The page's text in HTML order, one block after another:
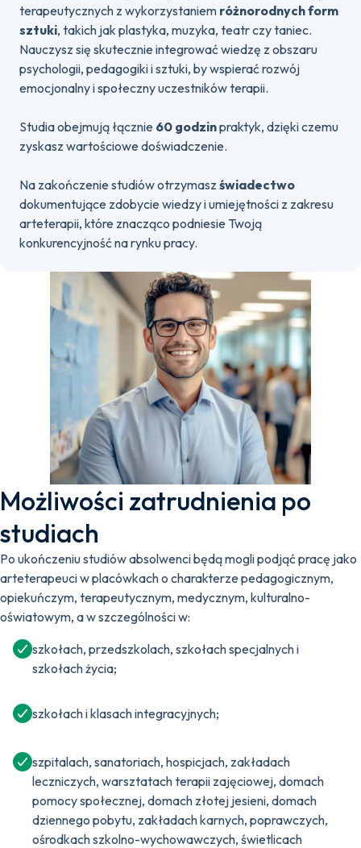
terapeutycznych z wykorzystaniem różnorodnych form
sztuki, takich jak plastyka, muzyka, teatr czy taniec.
Nauczysz się skutecznie integrować wiedzę z obszaru
psychologii, pedagogiki i sztuki, by wspierać rozwój
emocjonalny i społeczny uczestników terapii.
Studia obejmują łącznie 60 godzinpraktyk, dzięki czemu
zyskasz wartościowe doświadczenie.
Na zakończenie studiów otrzymasz świadectwo
dokumentujące zdobycie wiedzy i umiejętności z zakresu
arteterapii, które znacząco podniesie Twoją
konkurencyjność na rynku pracy.
Możliwości zatrudnienia po
studiach
Po ukończeniu studiów absolwenci będą mogli podjąć pracę jako
arteterapeuci w placówkach o charakterze pedagogicznym,
opiekuńczym, terapeutycznym, medycznym, kulturalno-
oświatowym, a w szczególności w:
szkołach, przedszkolach, szkołach specjalnych i
szkołach życia;
szkołach i klasach integracyjnych;
szpitalach, sanatoriach, hospicjach, zakładach
leczniczych, warsztatach terapii zajęciowej, domach
pomocy społecznej, domach złotej jesieni, domach
dziennego pobytu, zakładach karnych, poprawczych,
ośrodkach szkolno-wychowawczych, świetlicach